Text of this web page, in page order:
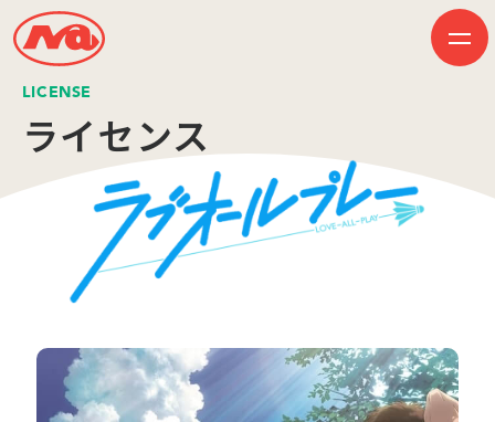
HOME
ニュース
ビジネス
会社案内
創業50周年記念ページ
音楽配信
お問い合わせ
LICENSE
ライセンス